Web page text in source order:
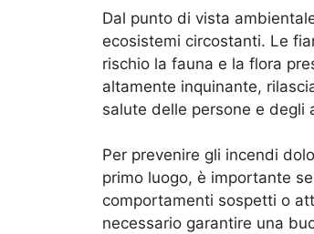
Dal punto di vista
ecosistemi circostanti. Le
rischio la fauna e la flora
altamente inquinante,
salute delle persone e degli
Per prevenire gli incendi
primo luogo, è importante
comportamenti sospetti o
necessario garantire una